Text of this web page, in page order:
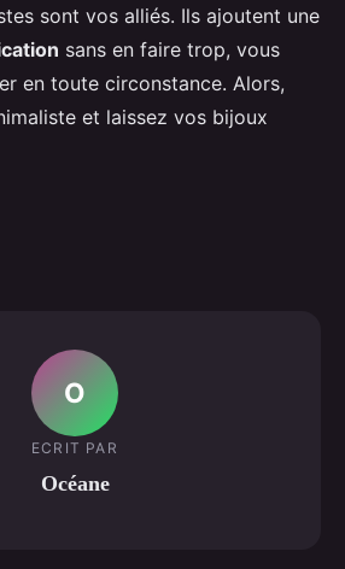
sont vos alliés. Ils ajoutent une
sans en faire trop, vous
en toute circonstance. Alors,
et laissez vos bijoux
O
ECRIT PAR
Océane